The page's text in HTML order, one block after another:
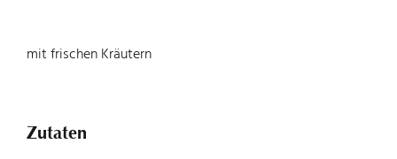
mit frischen Kräutern
Zutaten